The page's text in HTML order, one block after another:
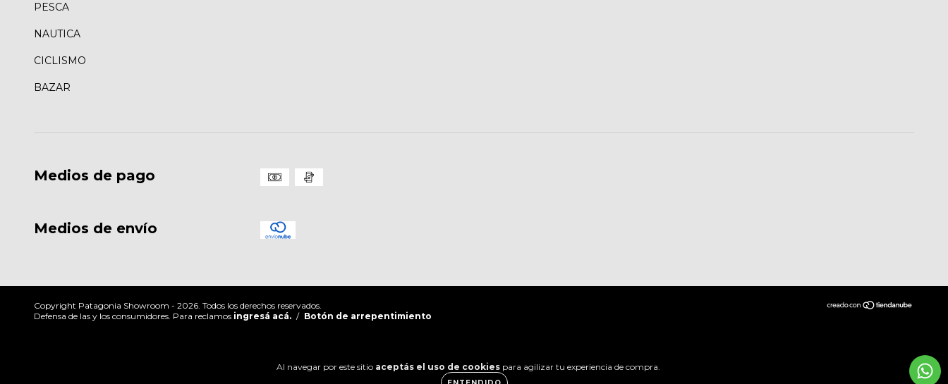
Al navegar por este sitio aceptás el uso de cookies para agilizar tu experiencia de compra.
PESCA
NAUTICA
CICLISMO
BAZAR
Medios de pago
Medios de envío
Copyright Patagonia Showroom - 2026. Todos los derechos reservados.
Defensa de las y los consumidores. Para reclamos ingresá acá. / Botón de arrepentimiento